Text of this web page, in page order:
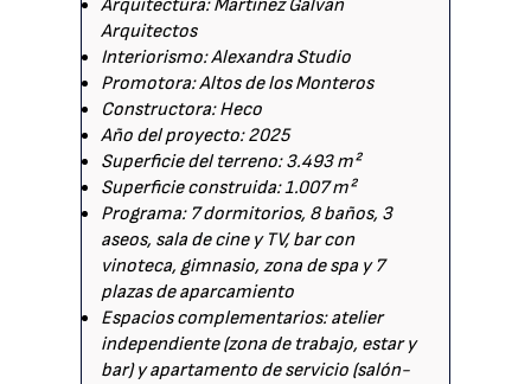
Arquitectura: Martinez Galvan
Arquitectos
Interiorismo: Alexandra Studio
Promotora: Altos de los Monteros
Constructora: Heco
Año del proyecto: 2025
Superficie del terreno: 3.493 m²
Superficie construida: 1.007 m²
Programa: 7 dormitorios, 8 baños, 3
aseos, sala de cine y TV, bar con
vinoteca, gimnasio, zona de spa y 7
plazas de aparcamiento
Espacios complementarios: atelier
independiente (zona de trabajo, estar y
bar) y apartamento de servicio (salón-